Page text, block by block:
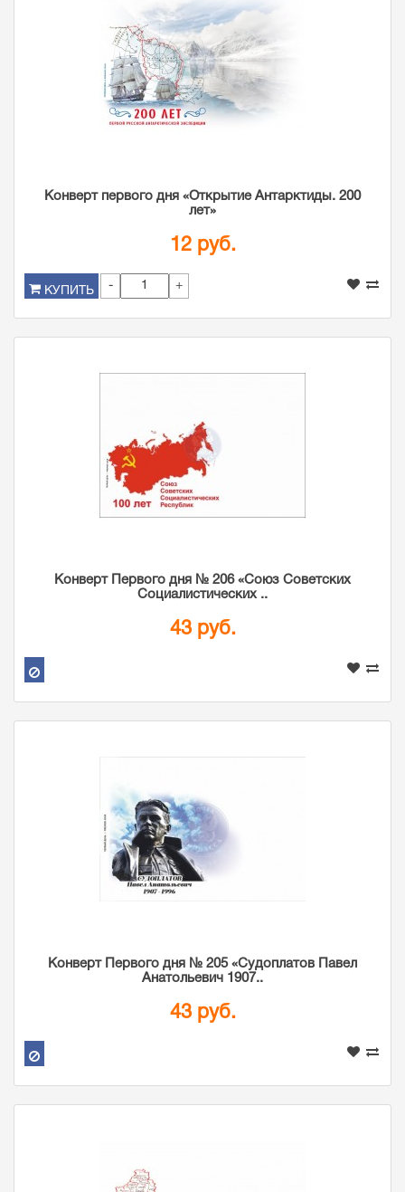
Конверт первого дня «Открытие Антарктиды. 200
лет»
12 руб.
КУПИТЬ - +
Конверт Первого дня № 206 «Союз Советских
Социалистических ..
43 руб.
Конверт Первого дня № 205 «Судоплатов Павел
Анатольевич 1907..
43 руб.